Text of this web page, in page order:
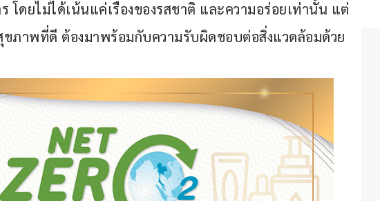
โดยไม่ได้เน้นแค่เรื่องของรสชาติ และความอร่อยเท่านั้น แต่
ภาพที่ดี ต้องมาพร้อมกับความรับผิดชอบต่อสิ่งแวดล้อมด้วย